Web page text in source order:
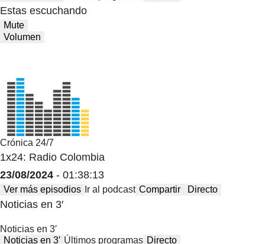
Estas escuchando
Mute
Volumen
Crónica 24/7
1x24: Radio Colombia
23/08/2024 - 01:38:13
Ver más episodios Ir al podcast Compartir Directo
Noticias en 3′
Noticias en 3′
Noticias en 3′ Últimos programas Directo